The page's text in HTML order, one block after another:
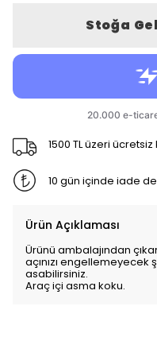
Stoğa
1500 TL üzeri
10 gün içinde iade
Ürün Açıklaması
Ürünü ambalajından
açınızı
asabilirsiniz.
Araç içi asma koku.